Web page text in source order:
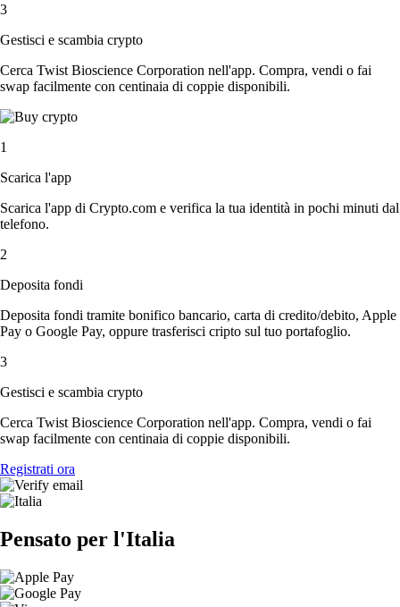
3
Gestisci e scambia crypto
Cerca Twist Bioscience Corporation nell'app. Compra, vendi o fai
swap facilmente con centinaia di coppie disponibili.
1
Scarica l'app
Scarica l'app di Crypto.com e verifica la tua identità in pochi minuti dal
telefono.
2
Deposita fondi
Deposita fondi tramite bonifico bancario, carta di credito/debito, Apple
Pay o Google Pay, oppure trasferisci cripto sul tuo portafoglio.
3
Gestisci e scambia crypto
Cerca Twist Bioscience Corporation nell'app. Compra, vendi o fai
swap facilmente con centinaia di coppie disponibili.
Registrati ora
Pensato per l'Italia